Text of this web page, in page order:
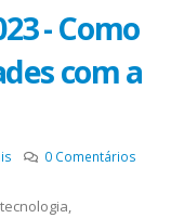
- Como
com a
0 Comentários